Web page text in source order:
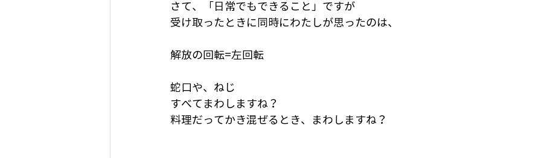
さて、「日常でもできること」ですが
受け取ったときに同時にわたしが思ったのは、
解放の回転=左回転
蛇口や、ねじ
すべてまわしますね？
料理だってかき混ぜるとき、まわしますね？